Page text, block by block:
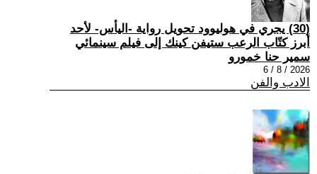
(30) يجري في هوليوود تحويل رواية -اليأس- لأحد
أبرز كتّاب الرعب ستيفن كينك إلى فيلم سينمائي
سمير حنا خمورو
2026 / 8 / 6
الادب والفن